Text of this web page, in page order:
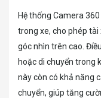
Hệ thống Camera
trong xe, cho phép
góc nhìn trên cao.
hoặc di chuyển trong
này còn có khả năng
chuyển, giúp tăng